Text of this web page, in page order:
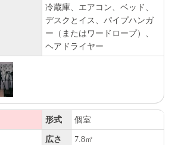
冷蔵庫、エアコン、ベッド、
デスクとイス、パイプハンガ
ー（またはワードロープ）、
ヘアドライヤー
形式 個室
広さ 7.8㎡